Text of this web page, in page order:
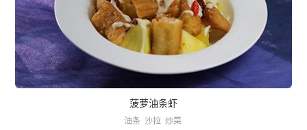
菠萝油条虾
油条 沙拉 炒菜